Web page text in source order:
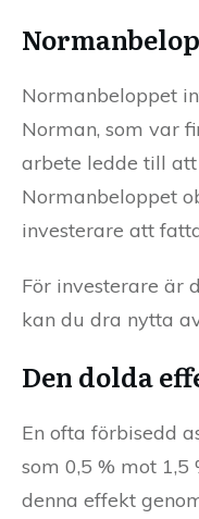
Normanbeloppet
Norman, som var
arbete ledde till
Normanbeloppet
investerare att
För investerare är
kan du dra nytta
Den dolda
En ofta förbisedd
som 0,5 % mot
denna effekt